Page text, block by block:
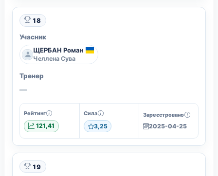
18
Учасник
ЩЕРБАН Роман
Челлена Сува
Тренер
—
Рейтинг
121,41
Сила
3,25
Зареєстровано
2025-04-25
19